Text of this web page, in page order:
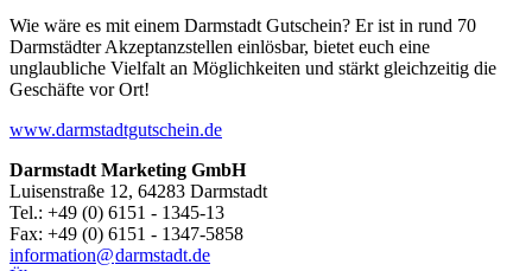
Wie wäre es mit einem Darmstadt Gutschein? Er ist in rund 70
Darmstädter Akzeptanzstellen einlösbar, bietet euch eine
unglaubliche Vielfalt an Möglichkeiten und stärkt gleichzeitig die
Geschäfte vor Ort!
www.darmstadtgutschein.de
Darmstadt Marketing GmbH
Luisenstraße 12, 64283 Darmstadt
Tel.: +49 (0) 6151 - 1345-13
Fax: +49 (0) 6151 - 1347-5858
information@darmstadt.de